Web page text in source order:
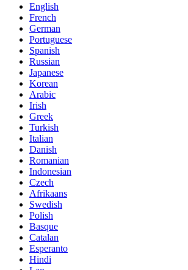
English
French
German
Portuguese
Spanish
Russian
Japanese
Korean
Arabic
Irish
Greek
Turkish
Italian
Danish
Romanian
Indonesian
Czech
Afrikaans
Swedish
Polish
Basque
Catalan
Esperanto
Hindi